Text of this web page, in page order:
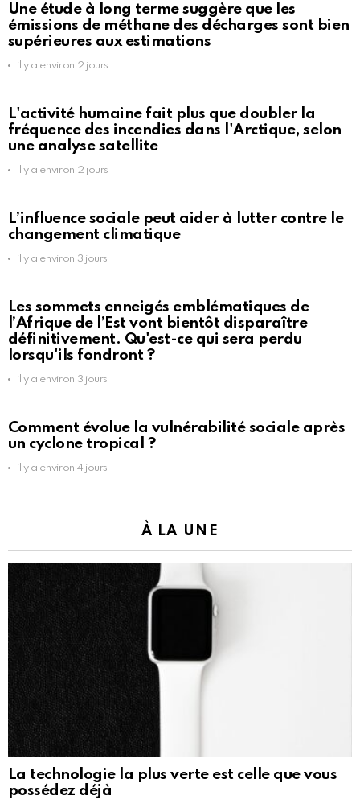
Une étude à long terme suggère que les
émissions de méthane des décharges sont bien
supérieures aux estimations
il y a environ 2 jours
L'activité humaine fait plus que doubler la
fréquence des incendies dans l'Arctique, selon
une analyse satellite
il y a environ 2 jours
L’influence sociale peut aider à lutter contre le
changement climatique
il y a environ 3 jours
Les sommets enneigés emblématiques de
l’Afrique de l’Est vont bientôt disparaître
définitivement. Qu'est-ce qui sera perdu
lorsqu'ils fondront ?
il y a environ 3 jours
Comment évolue la vulnérabilité sociale après
un cyclone tropical ?
il y a environ 4 jours
À LA UNE
La technologie la plus verte est celle que vous
possédez déjà